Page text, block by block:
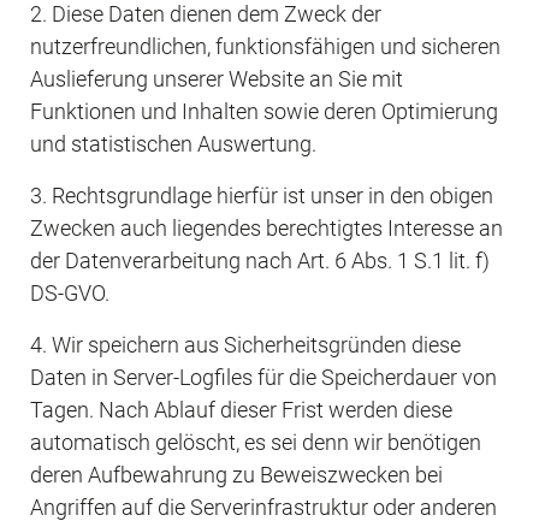
2. Diese Daten dienen dem Zweck der
nutzerfreundlichen, funktionsfähigen und sicheren
Auslieferung unserer Website an Sie mit
Funktionen und Inhalten sowie deren Optimierung
und statistischen Auswertung.
3. Rechtsgrundlage hierfür ist unser in den obigen
Zwecken auch liegendes berechtigtes Interesse an
der Datenverarbeitung nach Art. 6 Abs. 1 S.1 lit. f)
DS-GVO.
4. Wir speichern aus Sicherheitsgründen diese
Daten in Server-Logfiles für die Speicherdauer von
Tagen. Nach Ablauf dieser Frist werden diese
automatisch gelöscht, es sei denn wir benötigen
deren Aufbewahrung zu Beweiszwecken bei
Angriffen auf die Serverinfrastruktur oder anderen